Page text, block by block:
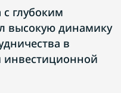
с глубоким
высокую динамику
в
инвестиционной